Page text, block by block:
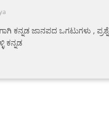
ಕನ್ನಡ ಜಾನಪದ ಒಗಟುಗಳು ,
ಕನ್ನಡ